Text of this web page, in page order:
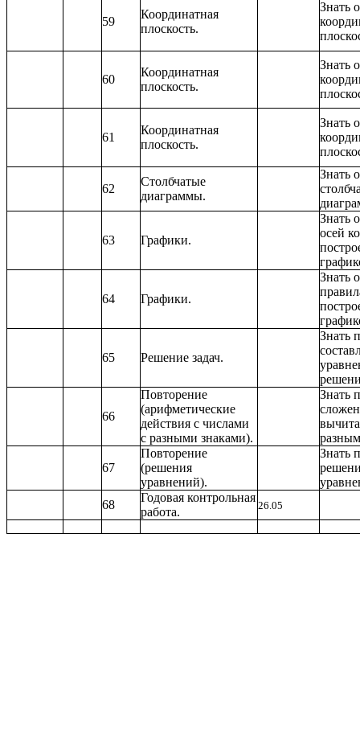
59
Координатная
плоскость.
Знать
60
Координатная
плоскость.
Знать
61
Координатная
плоскость.
Знать
62
Столбчатые
диаграммы.
Знать
63 Графики.
Знать
осей
64 Графики.
Знать
65 Решение задач.
Знать
66
Повторение
(арифметические
действия с числами
с разными знаками).
Знать
67
Повторение
(решения
уравнений).
Знать
68
Годовая контрольная
работа.
26.05